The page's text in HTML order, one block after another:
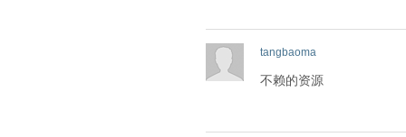
tangbaoma
不赖的资源